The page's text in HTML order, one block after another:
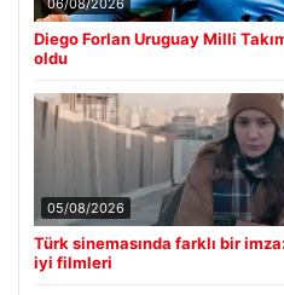
06/08/2026
Diego Forlan Uruguay Milli
oldu
05/08/2026
Türk sinemasında farklı bir
iyi filmleri